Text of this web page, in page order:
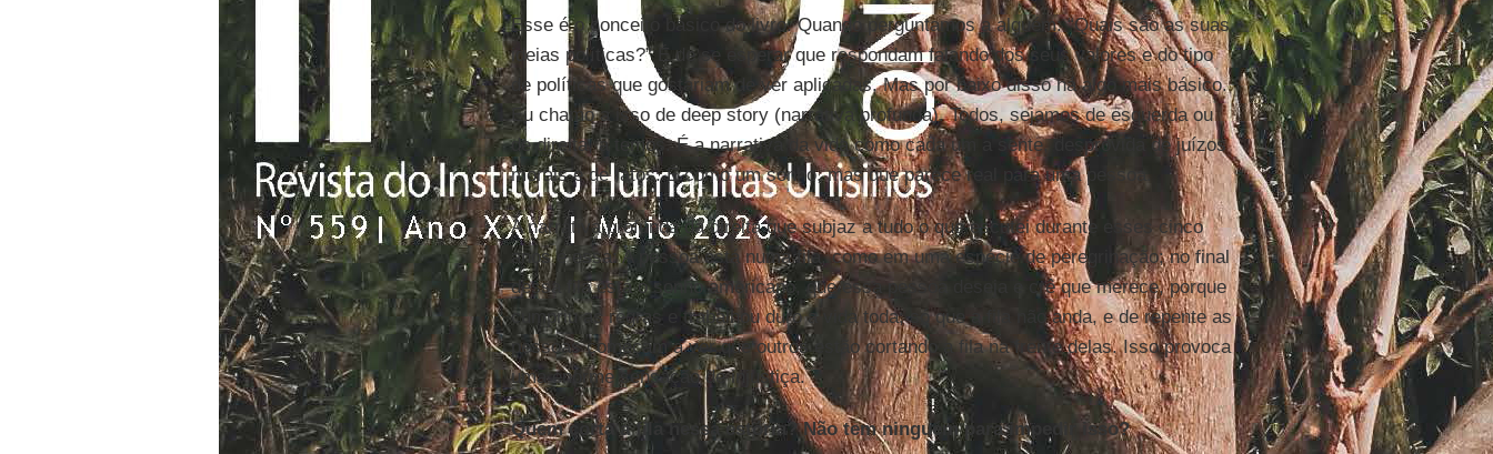
Esse é o conceito básico do livro. Quando perguntamos a alguém: “Quais são as suas
ideias políticas?” É de se esperar que respondam falando dos seus valores e do tipo
de políticas que gostariam de ver aplicadas. Mas por baixo disso há algo mais básico.
Eu chamo a isso de deep story (narrativa profunda). Todos, sejamos de esquerda ou
de direita, a temos. É a narrativa da vida como cada um a sente, desprovida de juízos
morais e de fatos. É como um sonho, mas que parece real para uma pessoa.
A narrativa profunda da direita que subjaz a tudo o que escutei durante esses cinco
anos é essa: A pessoa está numa fila, como em uma espécie de peregrinação; no final
dessa fila está o sonho americano, que essa pessoa deseja e crê que merece, porque
cumpriu as regras e trabalhou duro a vida toda; só que a fila não anda, e de repente as
pessoas começam a ver que outros estão cortando a fila na frente delas. Isso provoca
uma enorme sensação de injustiça.
Quem corta a fila nessa estória? Não tem ninguém para impedir isso?